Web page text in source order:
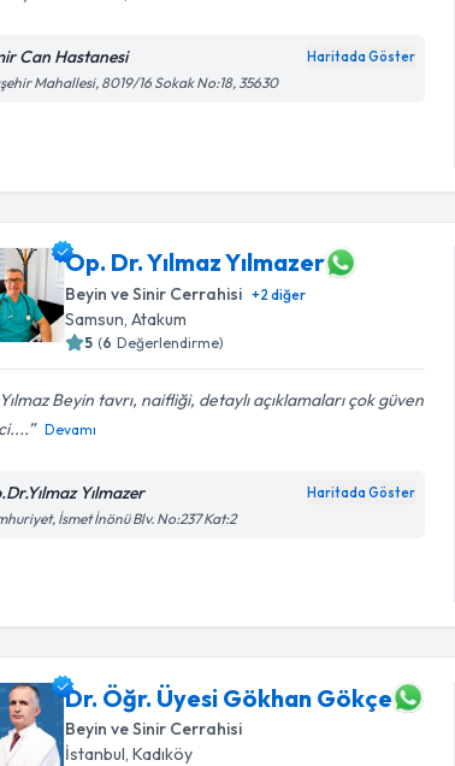
Can Hastanesi Haritada Göster
Mahallesi, 8019/16 Sokak No:18, 35630
Op. Dr. Yılmaz Yılmazer
Beyin ve Sinir Cerrahisi +2 diğer
Samsun ,Atakum
5 (6 Değerlendirme)
Beyin tavrı, naifliği, detaylı açıklamaları çok güven
Devamı
Yılmazer Haritada Göster
İsmet İnönü Blv. No:237 Kat:2
Dr. Öğr. Üyesi Gökhan Gökçe
Beyin ve Sinir Cerrahisi
İstanbul,Kadıköy